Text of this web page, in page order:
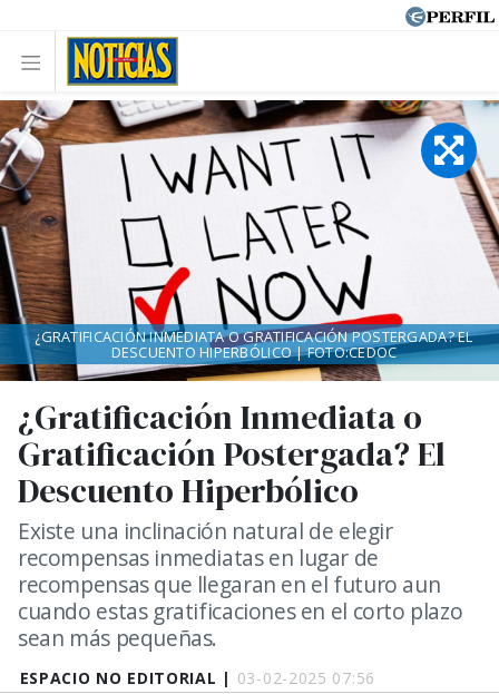
ESPACIO NO EDITORIAL | 03-02-2025 07:56
¿Gratificación Inmediata o
Gratificación Postergada? El
Descuento Hiperbólico
Existe una inclinación natural de elegir
recompensas inmediatas en lugar de
recompensas que llegaran en el futuro aun
cuando estas gratificaciones en el corto plazo
sean más pequeñas.
¿GRATIFICACIÓN INMEDIATA O GRATIFICACIÓN POSTERGADA? EL
DESCUENTO HIPERBÓLICO | FOTO:CEDOC